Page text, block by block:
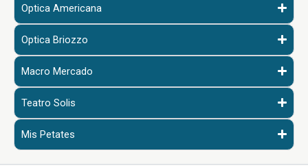
Optica Americana
Optica Briozzo
Macro Mercado
Teatro Solis
Mis Petates